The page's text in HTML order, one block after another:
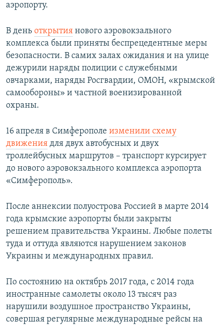
аэропорту.
В день открытия нового аэровокзального
комплекса были приняты беспрецедентные меры
безопасности. В самих залах ожидания и на улице
дежурили наряды полиции с служебными
овчарками, наряды Росгвардии, ОМОН, «крымской
самообороны» и частной военизированной
охраны.
16 апреля в Симферополе изменили схему
движения для двух автобусных и двух
троллейбусных маршрутов – транспорт курсирует
до нового аэровокзального комплекса аэропорта
«Симферополь».
После аннексии полуострова Россией в марте 2014
года крымские аэропорты были закрыты
решением правительства Украины. Любые полеты
туда и оттуда являются нарушением законов
Украины и международных правил.
По состоянию на октябрь 2017 года, с 2014 года
иностранные самолеты около 13 тысяч раз
нарушили воздушное пространство Украины,
совершая регулярные международные рейсы на